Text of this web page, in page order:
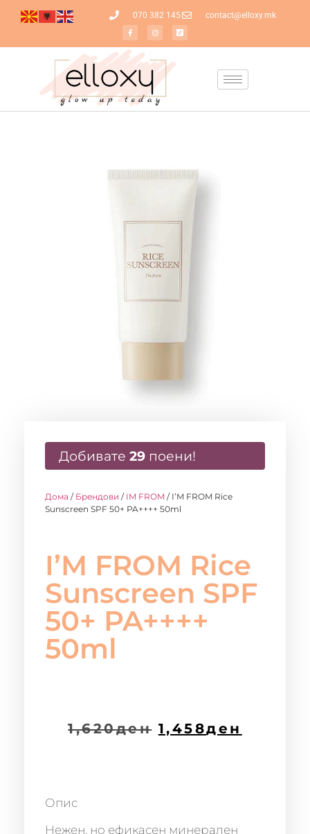
070 382 145 contact@elloxy.mk
Добивате 29 поени!
Дома / Брендови / IM FROM / I’M FROM Rice
Sunscreen SPF 50+ PA++++ 50ml
I’M FROM Rice
Sunscreen SPF
50+ PA++++
50ml
1,620ден 1,458ден
Опис
Нежен, но ефикасен минерален